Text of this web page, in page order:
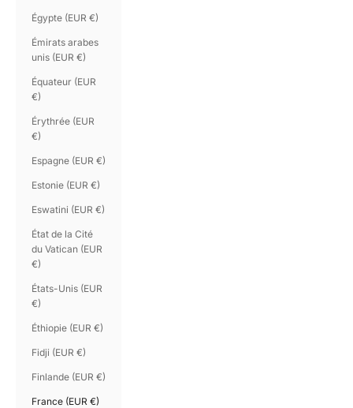
Égypte (EUR €)
Émirats arabes
unis (EUR €)
Équateur (EUR
€)
Érythrée (EUR
€)
Espagne (EUR €)
Estonie (EUR €)
Eswatini (EUR €)
État de la Cité
du Vatican (EUR
€)
États-Unis (EUR
€)
Éthiopie (EUR €)
Fidji (EUR €)
Finlande (EUR €)
France (EUR €)